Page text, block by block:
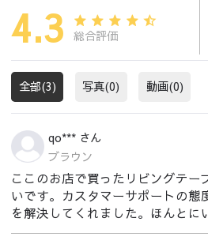
4.3 総合評価
全部(3) 写真(0) 動画(0)
qo*** さん
ブラウン
ここのお店で買ったリビングテー
いです。カスタマーサポートの態
を解決してくれました。ほんとに